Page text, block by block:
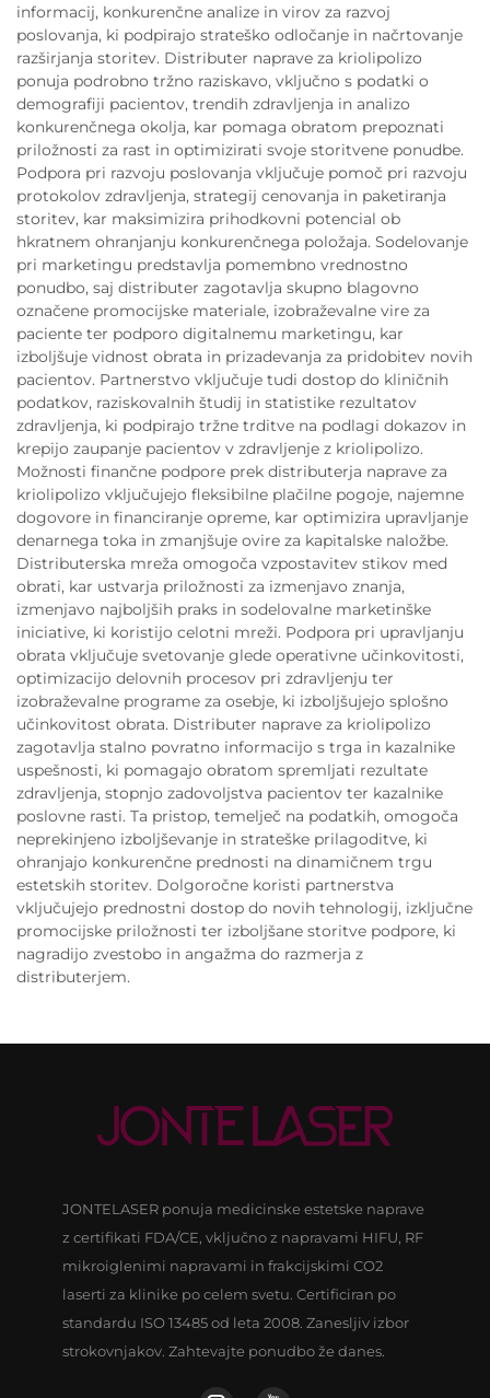
informacij, konkurenčne analize in virov za razvoj
poslovanja, ki podpirajo strateško odločanje in načrtovanje
razširjanja storitev. Distributer naprave za kriolipolizo
ponuja podrobno tržno raziskavo, vključno s podatki o
demografiji pacientov, trendih zdravljenja in analizo
konkurenčnega okolja, kar pomaga obratom prepoznati
priložnosti za rast in optimizirati svoje storitvene ponudbe.
Podpora pri razvoju poslovanja vključuje pomoč pri razvoju
protokolov zdravljenja, strategij cenovanja in paketiranja
storitev, kar maksimizira prihodkovni potencial ob
hkratnem ohranjanju konkurenčnega položaja. Sodelovanje
pri marketingu predstavlja pomembno vrednostno
ponudbo, saj distributer zagotavlja skupno blagovno
označene promocijske materiale, izobraževalne vire za
paciente ter podporo digitalnemu marketingu, kar
izboljšuje vidnost obrata in prizadevanja za pridobitev novih
pacientov. Partnerstvo vključuje tudi dostop do kliničnih
podatkov, raziskovalnih študij in statistike rezultatov
zdravljenja, ki podpirajo tržne trditve na podlagi dokazov in
krepijo zaupanje pacientov v zdravljenje z kriolipolizo.
Možnosti finančne podpore prek distributerja naprave za
kriolipolizo vključujejo fleksibilne plačilne pogoje, najemne
dogovore in financiranje opreme, kar optimizira upravljanje
denarnega toka in zmanjšuje ovire za kapitalske naložbe.
Distributerska mreža omogoča vzpostavitev stikov med
obrati, kar ustvarja priložnosti za izmenjavo znanja,
izmenjavo najboljših praks in sodelovalne marketinške
iniciative, ki koristijo celotni mreži. Podpora pri upravljanju
obrata vključuje svetovanje glede operativne učinkovitosti,
optimizacijo delovnih procesov pri zdravljenju ter
izobraževalne programe za osebje, ki izboljšujejo splošno
učinkovitost obrata. Distributer naprave za kriolipolizo
zagotavlja stalno povratno informacijo s trga in kazalnike
uspešnosti, ki pomagajo obratom spremljati rezultate
zdravljenja, stopnjo zadovoljstva pacientov ter kazalnike
poslovne rasti. Ta pristop, temelječ na podatkih, omogoča
neprekinjeno izboljševanje in strateške prilagoditve, ki
ohranjajo konkurenčne prednosti na dinamičnem trgu
estetskih storitev. Dolgoročne koristi partnerstva
vključujejo prednostni dostop do novih tehnologij, izključne
promocijske priložnosti ter izboljšane storitve podpore, ki
nagradijo zvestobo in angažma do razmerja z
distributerjem.
JONTELASER ponuja medicinske estetske naprave
z certifikati FDA/CE, vključno z napravami HIFU, RF
mikroiglenimi napravami in frakcijskimi CO2
laserti za klinike po celem svetu. Certificiran po
standardu ISO 13485 od leta 2008. Zanesljiv izbor
strokovnjakov. Zahtevajte ponudbo že danes.